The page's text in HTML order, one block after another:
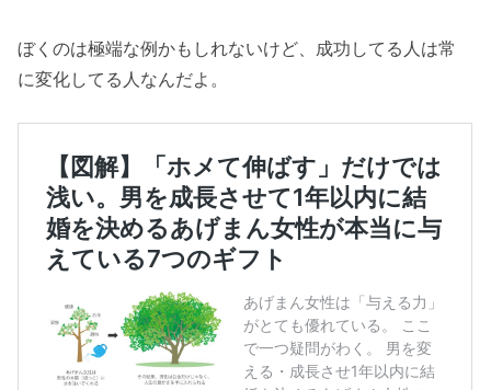
ぼくのは極端な例かもしれないけど、成功してる人は常
に変化してる人なんだよ。